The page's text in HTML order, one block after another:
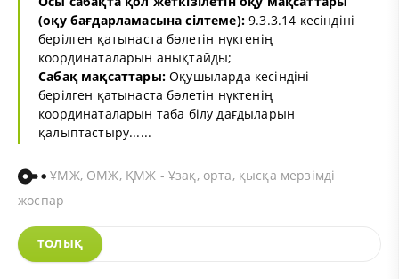
(оқу бағдарламасына сілтеме):9.3.3.14 кесіндіні
берілген қатынаста бөлетін нүктенің
координаталарын анықтайды;
Сабақ мақсаттары:Оқушыларда кесіндіні
берілген қатынаста бөлетін нүктенің
координаталарын таба білу дағдыларын
қалыптастыру......
ҰМЖ, ОМЖ, ҚМЖ - Ұзақ, орта, қысқа мерзімді
жоспар
ТОЛЫҚ